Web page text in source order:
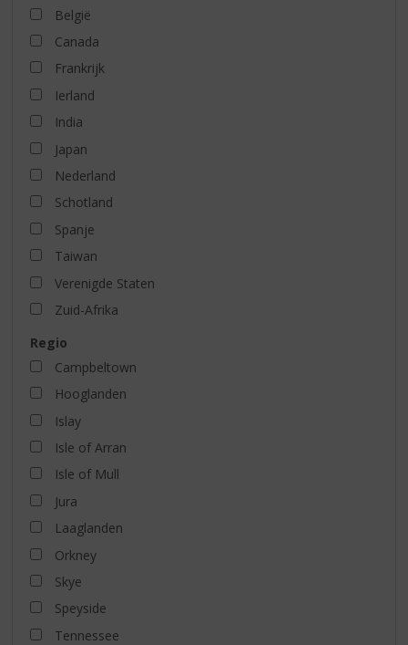
België
Canada
Frankrijk
Ierland
India
Japan
Nederland
Schotland
Spanje
Taiwan
Verenigde Staten
Zuid-Afrika
Regio
Campbeltown
Hooglanden
Islay
Isle of Arran
Isle of Mull
Jura
Laaglanden
Orkney
Skye
Speyside
Tennessee